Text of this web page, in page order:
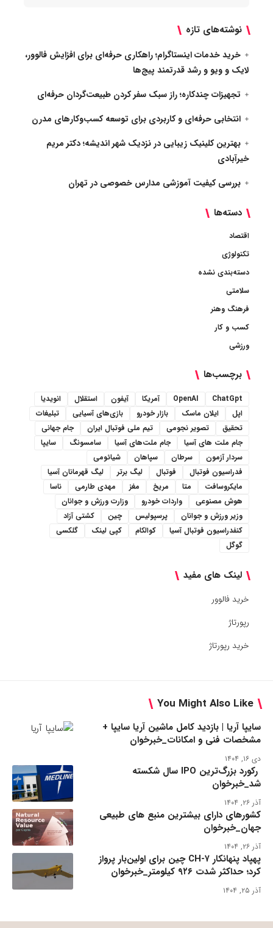
نوشته‌های تازه
خرید خدمات اینستاگرام؛ راهکاری حرفه‌ای برای افزایش فالوور،
لایک و ویو و رشد قدرتمند پیج‌ها
تجهیزات چندکاره؛ راز سبک سفر کردن طبیعت‌گردان حرفه‌ای
انتخابی حرفه‌ای و کاربردی برای توسعه کسب‌وکارهای مدرن
بهترین کلینیک زیبایی در نزدیک شهر اندیشه؛ دکتر مریم
خیرآبادی
بررسی کیفیت آموزشی مدارس خصوصی در تهران
دسته‌ها
اقتصاد
تکنولوژی
دسته‌بندی نشده
سلامتی
فرهنگ وهنر
کسب و کار
ورزشی
برچسب‌ها
ChatGpt
OpenAI آمریکا آیفون استقلال
انویدیا
اپل
ایلان ماسک بازار خودرو بازی‌های آسیایی
تبلیغات
تحقیق
تصویر نجومی تیم ملی فوتبال ایران
جام جهانی
جام ملت های آسیا
جام ملت‌های آسیا سامسونگ
سایپا
سردار آزمون
سرطان سپاهان
شیائومی
فدراسیون فوتبال
فوتبال لیگ برتر
لیگ قهرمانان آسیا
مایکروسافت
متا مریخ مغز مهدی طارمی
ناسا
هوش مصنوعی
واردات خودرو
وزارت ورزش و جوانان
وزیر ورزش و جوانان
پرسپولیس چین
کشتی آزاد
کنفدراسیون فوتبال آسیا
کوالکام کپی لینک
گلکسی
گوگل
لینک های مفید
خرید فالوور
رپورتاژ
خرید رپورتاژ
You Might Also Like
سایپا آریا | بازدید کامل ماشین آریا سایپا +
مشخصات فنی و امکانات_خبرخوان
دی ۱۶, ۱۴۰۴
رکورد بزرگ‌ترین IPO سال شکسته
شد_خبرخوان
آذر ۲۶, ۱۴۰۴
کشورهای دارای بیشترین منبع های طبیعی
جهان_خبرخوان
آذر ۲۶, ۱۴۰۴
پهپاد پنهانکار CH-۷ چین برای اولین‌بار پرواز
کرد؛ حداکثر شدت ۹۲۶ کیلومتر_خبرخوان
آذر ۲۵, ۱۴۰۴